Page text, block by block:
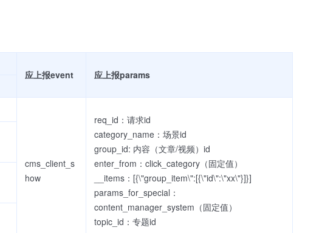
应上报event
应上报params
cms_client_s
how
req_id：请求id
category_name：场景id
group_id: 内容（文章/视频）id
enter_from：click_category（固定值）
__items：[{\"group_item\":[{\"id\":\"xx\"}]}]
params_for_special：
content_manager_system（固定值）
topic_id：专题id